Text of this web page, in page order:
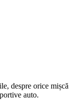
despre orice mișcă
auto.